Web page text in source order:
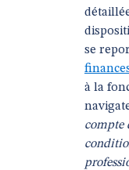
se
à la
compte